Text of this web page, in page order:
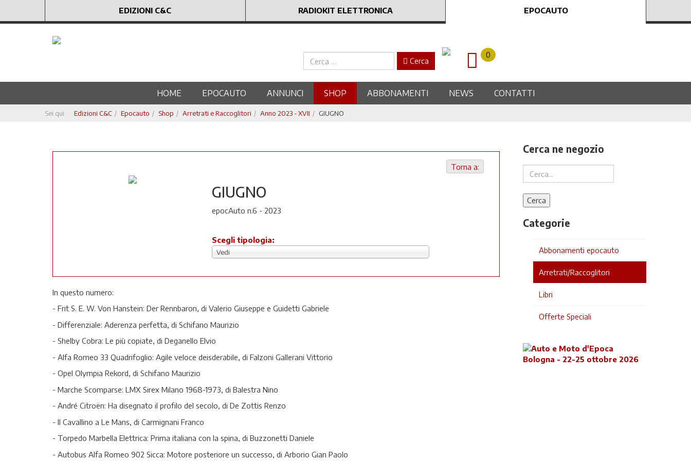
EDIZIONI C&C RADIOKIT ELETTRONICA EPOCAUTO
Cerca Cerca
0
HOME EPOCAUTO ANNUNCI SHOP ABBONAMENTI NEWS CONTATTI
Sei qui: Edizioni C&C Epocauto Shop Arretrati e Raccoglitori Anno 2023 - XVII GIUGNO
Torna a:
GIUGNO
epocAuto n.6 - 2023
Scegli tipologia:
Vedi
In questo numero:
- Frit S. E. W. Von Hanstein: Der Rennbaron, di Valerio Giuseppe e Guidetti Gabriele
- Differenziale: Aderenza perfetta, di Schifano Maurizio
- Shelby Cobra: Le più copiate, di Deganello Elvio
- Alfa Romeo 33 Quadrifoglio: Agile veloce deisderabile, di Falzoni Gallerani Vittorio
- Opel Olympia Rekord, di Schifano Maurizio
- Marche Scomparse: LMX Sirex Milano 1968-1973, di Balestra Nino
- André Citroën: Ha disegnato il profilo del secolo, di De Zottis Renzo
- Il Cavallino a Le Mans, di Carmignani Franco
- Torpedo Marbella Elettrica: Prima italiana con la spina, di Buzzonetti Daniele
- Autobus Alfa Romeo 902 Sicca: Motore posteriore un successo, di Arborio Gian Paolo
Cerca ne negozio
Categorie
Abbonamenti epocauto
Arretrati/Raccoglitori
Libri
Offerte Speciali